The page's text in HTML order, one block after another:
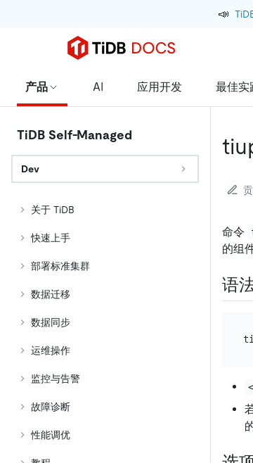
📣
产品 AI 应用开发 最佳实
TiDB Self-Managed
Dev
关于 TiDB
快速上手
部署标准集群
数据迁移
数据同步
运维操作
监控与告警
故障诊断
性能调优
命令
的组
语